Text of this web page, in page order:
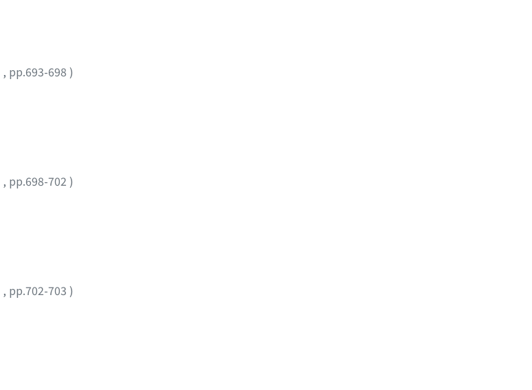
, pp.693-698 )
, pp.698-702 )
, pp.702-703 )